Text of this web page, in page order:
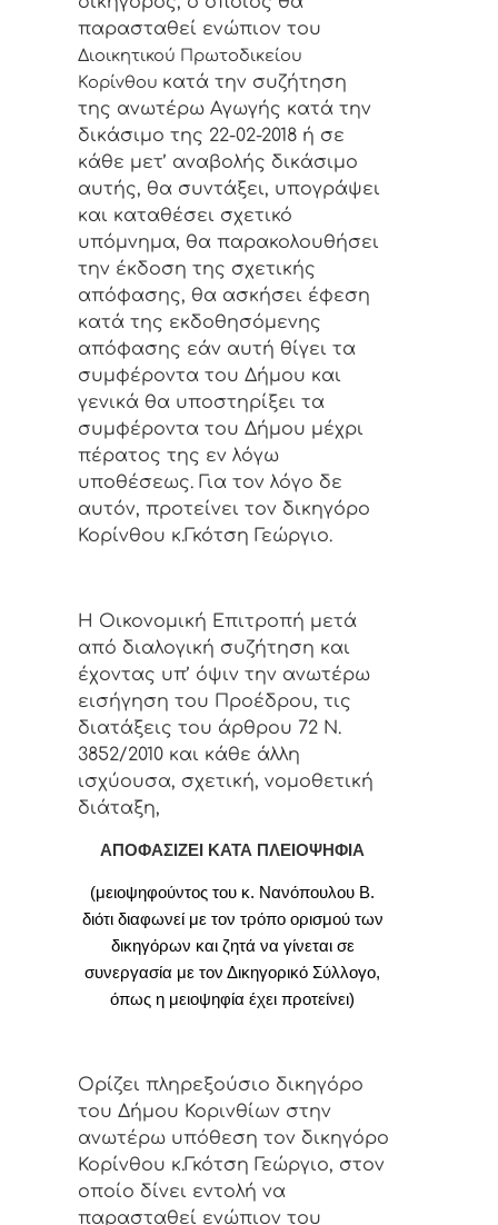
παρασταθεί ενώπιον του
Διοικητικού Πρωτοδικείου
Κορίνθου κατά την συζήτηση
της ανωτέρω Αγωγής κατά την
δικάσιμο της 22-02-2018 ή σε
κάθε μετ’ αναβολής δικάσιμο
αυτής, θα συντάξει, υπογράψει
και καταθέσει σχετικό
υπόμνημα, θα παρακολουθήσει
την έκδοση της σχετικής
απόφασης, θα ασκήσει έφεση
κατά της εκδοθησόμενης
απόφασης εάν αυτή θίγει τα
συμφέροντα του Δήμου και
γενικά θα υποστηρίξει τα
συμφέροντα του Δήμου μέχρι
πέρατος της εν λόγω
υποθέσεως. Για τον λόγο δε
αυτόν, προτείνει τον δικηγόρο
Κορίνθου κ.Γκότση Γεώργιο.
Η Οικονομική Επιτροπή μετά
από διαλογική συζήτηση και
έχοντας υπ’ όψιν την ανωτέρω
εισήγηση του Προέδρου, τις
διατάξεις του άρθρου 72 Ν.
3852/2010 και κάθε άλλη
ισχύουσα, σχετική, νομοθετική
διάταξη,
ΑΠΟΦΑΣΙΖΕΙ ΚΑΤΑ ΠΛΕΙΟΨΗΦΙΑ
(μειοψηφούντος του κ. Νανόπουλου Β.
διότι διαφωνεί με τον τρόπο ορισμού των
δικηγόρων και ζητά να γίνεται σε
συνεργασία με τον Δικηγορικό Σύλλογο,
όπως η μειοψηφία έχει προτείνει)
Ορίζει πληρεξούσιο δικηγόρο
του Δήμου Κορινθίων στην
ανωτέρω υπόθεση τον δικηγόρο
Κορίνθου κ.Γκότση Γεώργιο, στον
οποίο δίνει εντολή να
παρασταθεί ενώπιον του